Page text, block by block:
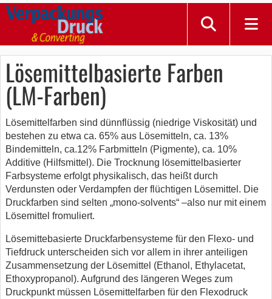
Lösemittelbasierte Farben
(LM-Farben)
Lösemittelfarben sind dünnflüssig (niedrige Viskosität) und
bestehen zu etwa ca. 65% aus Lösemitteln, ca. 13%
Bindemitteln, ca.12% Farbmitteln (Pigmente), ca. 10%
Additive (Hilfsmittel). Die Trocknung lösemittelbasierter
Farbsysteme erfolgt physikalisch, das heißt durch
Verdunsten oder Verdampfen der flüchtigen Lösemittel. Die
Druckfarben sind selten „mono-solvents“ –also nur mit einem
Lösemittel fromuliert.
Lösemittebasierte Druckfarbensysteme für den Flexo- und
Tiefdruck unterscheiden sich vor allem in ihrer anteiligen
Zusammensetzung der Lösemittel (Ethanol, Ethylacetat,
Ethoxypropanol). Aufgrund des längeren Weges zum
Druckpunkt müssen Lösemittelfarben für den Flexodruck